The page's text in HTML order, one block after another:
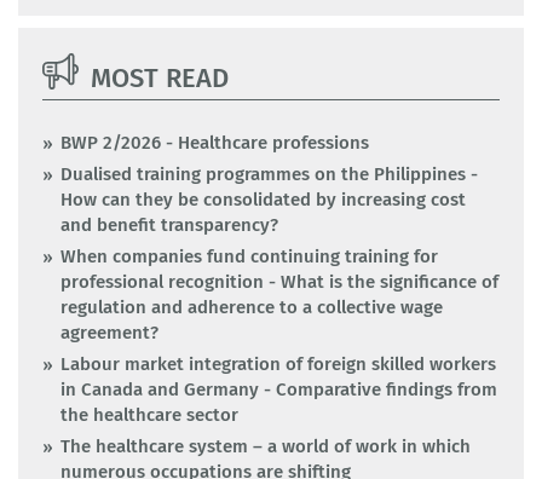
MOST READ
BWP 2/2026 - Healthcare professions
Dualised training programmes on the Philippines -
How can they be consolidated by increasing cost
and benefit transparency?
When companies fund continuing training for
professional recognition - What is the significance of
regulation and adherence to a collective wage
agreement?
Labour market integration of foreign skilled workers
in Canada and Germany - Comparative findings from
the healthcare sector
The healthcare system – a world of work in which
numerous occupations are shifting